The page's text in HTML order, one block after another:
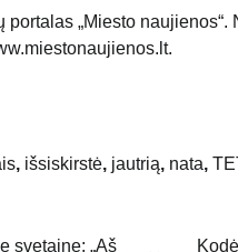
„Miesto
, išsiskirstė, jautrią, nata,
svetainę: „Aš